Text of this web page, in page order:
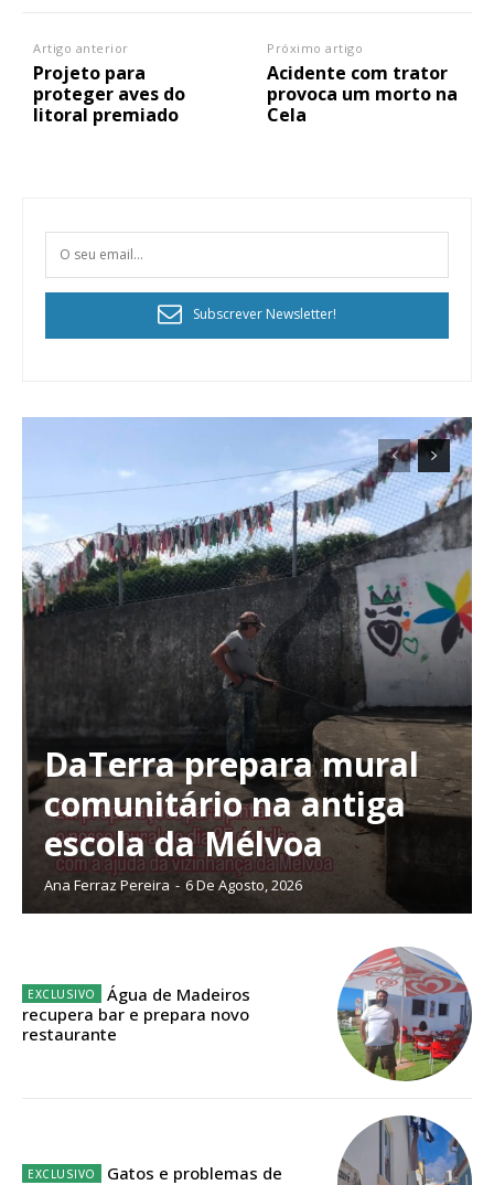
Planos de Assinatura
Faça-se assinante do Região de Cister e ajude-nos a manter este serviço
Artigo anterior
Projeto para
proteger aves do
litoral premiado
Próximo artigo
Acidente com trator
provoca um morto na
Cela
Subscrever Newsletter!
DaTerra prepara mural
comunitário na antiga
escola da Mélvoa
Ana Ferraz Pereira - 6 De Agosto, 2026
Água de Madeiros
recupera bar e prepara novo
restaurante
Gatos e problemas de